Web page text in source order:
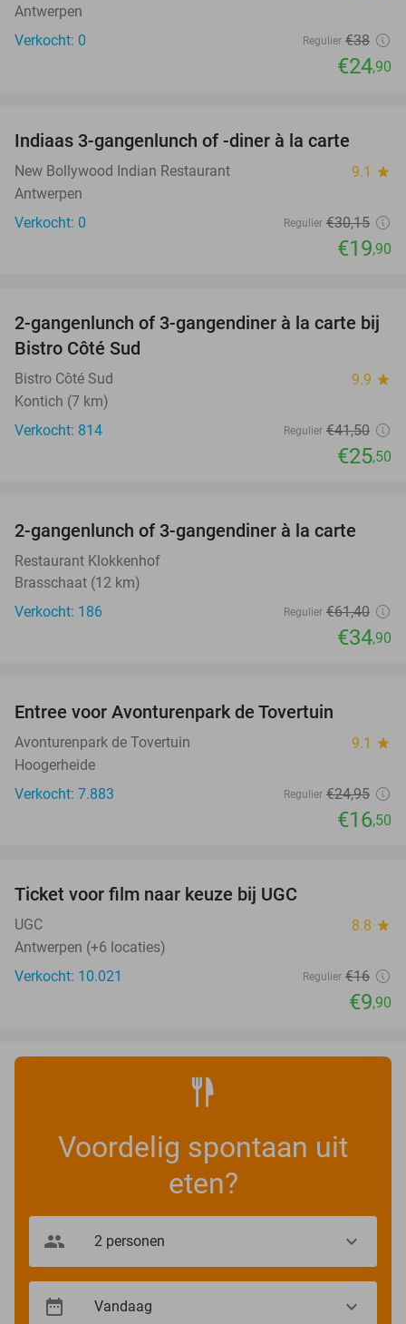
Antwerpen
Verkocht: 0
Regulier €38
€24,90
TODAY
Indiaas 3-gangenlunch of -diner à la carte
New Bollywood Indian Restaurant 9.1 star
Antwerpen
Verkocht: 0
Regulier €30,15
€19,90
39%
2-gangenlunch of 3-gangendiner à la carte bij
Bistro Côté Sud
Bistro Côté Sud 9.9 star
Kontich (7 km)
Verkocht: 814
Regulier €41,50
€25,50
43%
2-gangenlunch of 3-gangendiner à la carte
Restaurant Klokkenhof
Brasschaat (12 km)
Verkocht: 186
Regulier €61,40
€34,90
Entree voor Avonturenpark de Tovertuin
Avonturenpark de Tovertuin 9.1 star
Hoogerheide
Verkocht: 7.883
Regulier €24,95
€16,50
Ticket voor film naar keuze bij UGC
UGC 8.8 star
Antwerpen (+6 locaties)
Verkocht: 10.021
Regulier €16
€9,90
Voordelig spontaan uit
eten?